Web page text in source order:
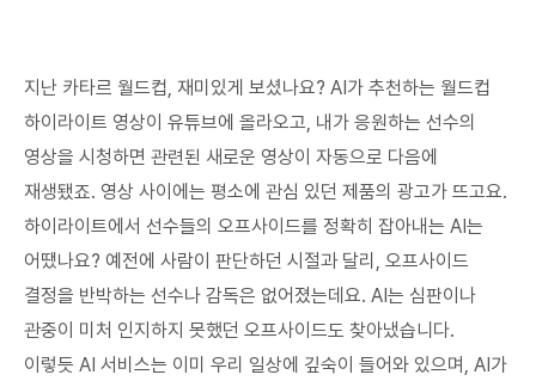
지난 카타르 월드컵, 재미있게 보셨나요? AI가 추천하는 월드컵
하이라이트 영상이 유튜브에 올라오고, 내가 응원하는 선수의
영상을 시청하면 관련된 새로운 영상이 자동으로 다음에
재생됐죠. 영상 사이에는 평소에 관심 있던 제품의 광고가 뜨고요.
하이라이트에서 선수들의 오프사이드를 정확히 잡아내는 AI는
어땠나요? 예전에 사람이 판단하던 시절과 달리, 오프사이드
결정을 반박하는 선수나 감독은 없어졌는데요. AI는 심판이나
관중이 미처 인지하지 못했던 오프사이드도 찾아냈습니다.
이렇듯 AI 서비스는 이미 우리 일상에 깊숙이 들어와 있으며, AI가